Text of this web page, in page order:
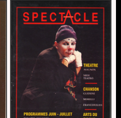
: les lauréats 2026